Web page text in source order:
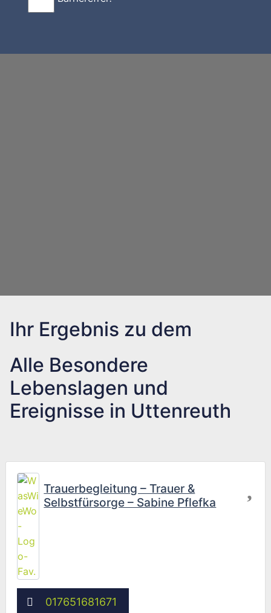
Ihr Ergebnis zu dem
Alle Besondere
Lebenslagen und
Ereignisse in Uttenreuth
Trauerbegleitung – Trauer &
Selbstfürsorge – Sabine Pflefka
017651681671